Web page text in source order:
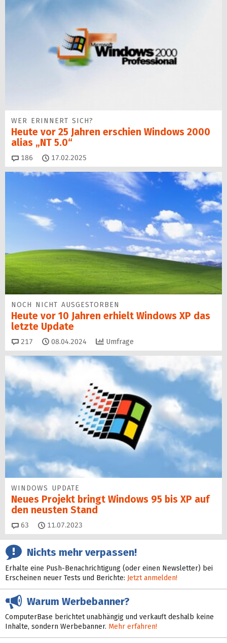
WER ERINNERT SICH?
Heute vor 25 Jahren erschien Windows 2000
alias „NT 5.0“
186 Kommentare
17.02.2025
NOCH NICHT AUSGESTORBEN
Heute vor 10 Jahren erhielt Windows XP das
letzte Update
217 Kommentare
08.04.2024 Umfrage
WINDOWS UPDATE
Neues Projekt bringt Windows 95 bis XP auf
den neusten Stand
63 Kommentare
11.07.2023
Nichts mehr verpassen!
Erhalte eine Push-Benachrichtigung (oder einen Newsletter) bei
Erscheinen neuer Tests und Berichte: Jetzt anmelden!
Warum Werbebanner?
ComputerBase berichtet unabhängig und verkauft deshalb keine
Inhalte, sondern Werbebanner. Mehr erfahren!